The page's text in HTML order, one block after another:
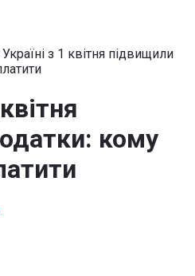
з 1 квітня підвищили
кому